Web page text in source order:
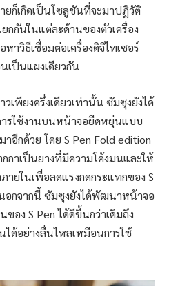
ยก็เกิดเป็นโซลูชันที่จะมาปฏิวัติ
กกันในแต่ละด้านของตัวเครื่อง
าวิธีเชื่อมต่อเครื่องดิจิไทเซอร์
เป็นแผงเดียวกัน
เพียงครึ่งเดียวเท่านั้น ซัมซุงยังได้
รใช้งานบนหน้าจอยืดหยุ่นแบบ
กด้วย โดย S Pen Fold edition
กาเป็นยางที่มีความโค้งมนและให้
ยในเพื่อลดแรงกดกระแทกของ S
อกจากนี้ ซัมซุงยังได้พัฒนาหน้าจอ
อง S Pen ได้ดีขึ้นกว่าเดิมถึง
ได้อย่างลื่นไหลเหมือนการใช้